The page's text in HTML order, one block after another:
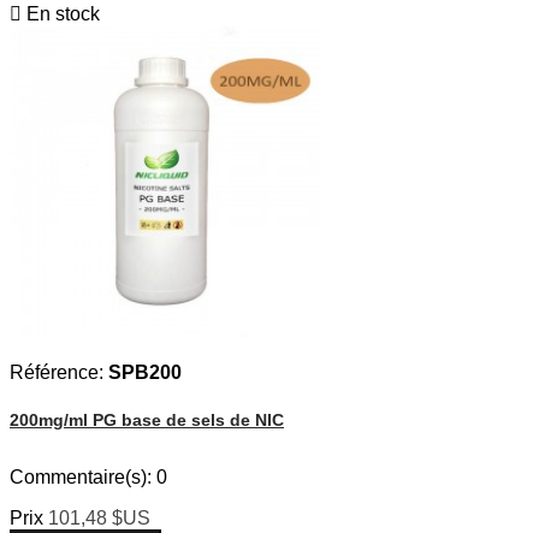
 En stock
Référence: SPB200
200mg/ml PG base de sels de NIC
Commentaire(s): 0
Prix 101,48 $US